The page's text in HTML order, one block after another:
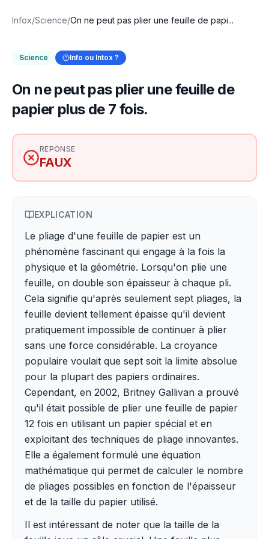
Infox/Science/On ne peut pas plier une feuille de papi...
Science Info ou Intox ?
On ne peut pas plier une feuille de
papier plus de 7 fois.
REPONSE
FAUX
EXPLICATION
Le pliage d'une feuille de papier est un
phénomène fascinant qui engage à la fois la
physique et la géométrie. Lorsqu'on plie une
feuille, on double son épaisseur à chaque pli.
Cela signifie qu'après seulement sept pliages, la
feuille devient tellement épaisse qu'il devient
pratiquement impossible de continuer à plier
sans une force considérable. La croyance
populaire voulait que sept soit la limite absolue
pour la plupart des papiers ordinaires.
Cependant, en 2002, Britney Gallivan a prouvé
qu'il était possible de plier une feuille de papier
12 fois en utilisant un papier spécial et en
exploitant des techniques de pliage innovantes.
Elle a également formulé une équation
mathématique qui permet de calculer le nombre
de pliages possibles en fonction de l'épaisseur
et de la taille du papier utilisé.
Il est intéressant de noter que la taille de la